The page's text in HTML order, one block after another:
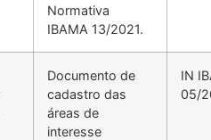
Normativa
IBAMA 13/2021.
Documento de
cadastro das
áreas de
interesse
IN
05/